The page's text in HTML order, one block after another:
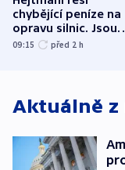
chybějící peníze na
opravu silnic. Jsou
nenárokové, namítá
09:15 před 2 h
Aktuálně